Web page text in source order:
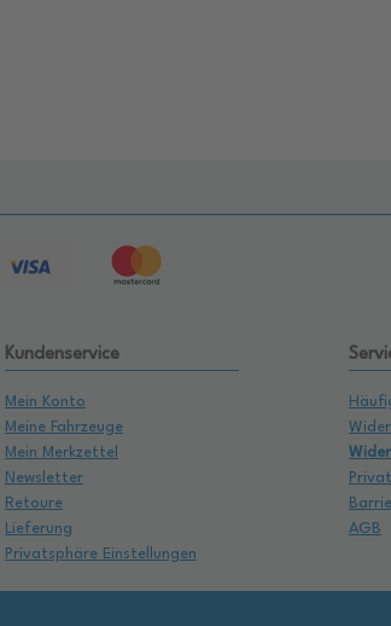
Kundenservice
Mein Konto
Meine Fahrzeuge
Mein Merkzettel
Newsletter
Retoure
Lieferung
Privatsphäre Einstellungen
AGB